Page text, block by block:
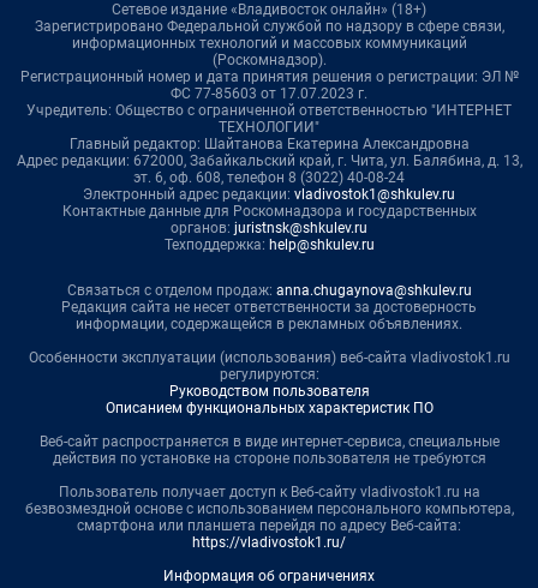
Сетевое издание «Владивосток онлайн» (18+)
Зарегистрировано Федеральной службой по надзору в сфере связи,
информационных технологий и массовых коммуникаций
(Роскомнадзор).
Регистрационный номер и дата принятия решения о регистрации: ЭЛ №
ФС 77-85603 от 17.07.2023 г.
Учредитель: Общество с ограниченной ответственностью "ИНТЕРНЕТ
ТЕХНОЛОГИИ"
Главный редактор: Шайтанова Екатерина Александровна
Адрес редакции: 672000, Забайкальский край, г. Чита, ул. Балябина, д. 13,
эт. 6, оф. 608, телефон 8 (3022) 40-08-24
Электронный адрес редакции: vladivostok1@shkulev.ru
Контактные данные для Роскомнадзора и государственных
органов: juristnsk@shkulev.ru
Техподдержка: help@shkulev.ru
Связаться с отделом продаж: anna.chugaynova@shkulev.ru
Редакция сайта не несет ответственности за достоверность
информации, содержащейся в рекламных объявлениях.
Особенности эксплуатации (использования) веб-сайта vladivostok1.ru
регулируются:
Руководством пользователя
Описанием функциональных характеристик ПО
Веб-сайт распространяется в виде интернет-сервиса, специальные
действия по установке на стороне пользователя не требуются
Пользователь получает доступ к Веб-сайту vladivostok1.ru на
безвозмездной основе с использованием персонального компьютера,
смартфона или планшета перейдя по адресу Веб-сайта:
https://vladivostok1.ru/
Информация об ограничениях